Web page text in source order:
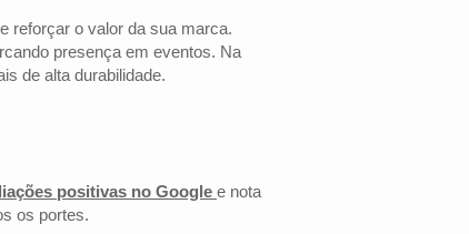
reforçar o valor da sua marca.
presença em eventos. Na
de alta durabilidade.
positivas no Google e nota
os portes.